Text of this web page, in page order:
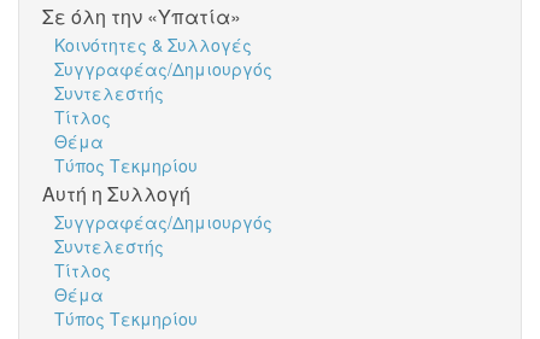
Σε όλη την «Υπατία»
Κοινότητες & Συλλογές
Συγγραφέας/Δημιουργός
Συντελεστής
Τίτλος
Θέμα
Τύπος Τεκμηρίου
Αυτή η Συλλογή
Συγγραφέας/Δημιουργός
Συντελεστής
Τίτλος
Θέμα
Τύπος Τεκμηρίου